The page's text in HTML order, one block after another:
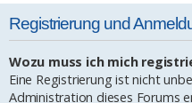
Registrierung und
Wozu muss ich mich
Eine Registrierung ist nicht
Administration dieses Forums